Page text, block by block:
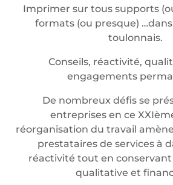
Imprimer sur tous supports
formats (ou presque)
toulonnais.
Conseils, réactivité,
engagements
De nombreux défis se
entreprises en ce
réorganisation du travail
prestataires de services à
réactivité tout en
qualitative et